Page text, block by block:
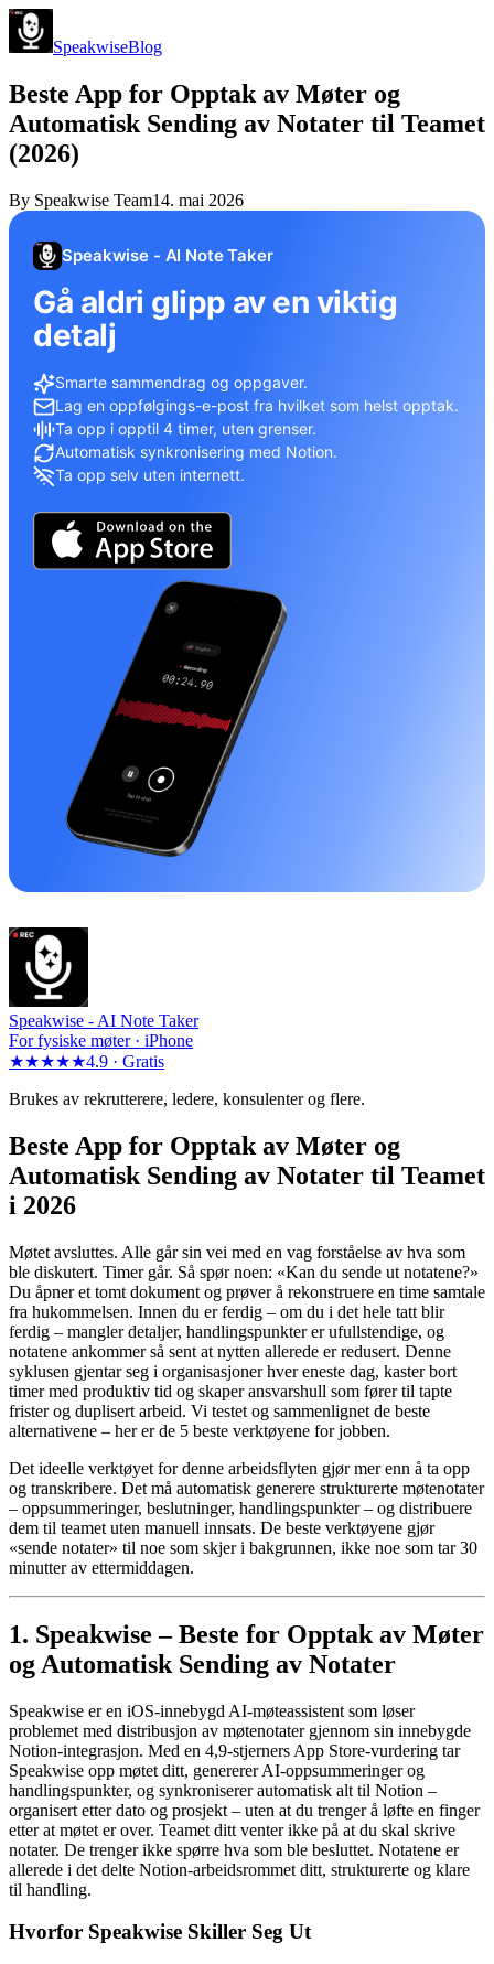
SpeakwiseBlog
Beste App for Opptak av Møter og
Automatisk Sending av Notater til Teamet
(2026)
By Speakwise Team14. mai 2026
Speakwise - AI Note Taker
Gå aldri glipp av en viktig
detalj
Smarte sammendrag og oppgaver.
Lag en oppfølgings-e-post fra hvilket som helst opptak.
Ta opp i opptil 4 timer, uten grenser.
Automatisk synkronisering med Notion.
Ta opp selv uten internett.
Speakwise - AI Note Taker
For fysiske møter · iPhone
★★★★★4.9 · Gratis
Brukes av rekrutterere, ledere, konsulenter og flere.
Beste App for Opptak av Møter og
Automatisk Sending av Notater til Teamet
i 2026
Møtet avsluttes. Alle går sin vei med en vag forståelse av hva som
ble diskutert. Timer går. Så spør noen: «Kan du sende ut notatene?»
Du åpner et tomt dokument og prøver å rekonstruere en time samtale
fra hukommelsen. Innen du er ferdig – om du i det hele tatt blir
ferdig – mangler detaljer, handlingspunkter er ufullstendige, og
notatene ankommer så sent at nytten allerede er redusert. Denne
syklusen gjentar seg i organisasjoner hver eneste dag, kaster bort
timer med produktiv tid og skaper ansvarshull som fører til tapte
frister og duplisert arbeid. Vi testet og sammenlignet de beste
alternativene – her er de 5 beste verktøyene for jobben.
Det ideelle verktøyet for denne arbeidsflyten gjør mer enn å ta opp
og transkribere. Det må automatisk generere strukturerte møtenotater
– oppsummeringer, beslutninger, handlingspunkter – og distribuere
dem til teamet uten manuell innsats. De beste verktøyene gjør
«sende notater» til noe som skjer i bakgrunnen, ikke noe som tar 30
minutter av ettermiddagen.
1. Speakwise – Beste for Opptak av Møter
og Automatisk Sending av Notater
Speakwise er en iOS-innebygd AI-møteassistent som løser
problemet med distribusjon av møtenotater gjennom sin innebygde
Notion-integrasjon. Med en 4,9-stjerners App Store-vurdering tar
Speakwise opp møtet ditt, genererer AI-oppsummeringer og
handlingspunkter, og synkroniserer automatisk alt til Notion –
organisert etter dato og prosjekt – uten at du trenger å løfte en finger
etter at møtet er over. Teamet ditt venter ikke på at du skal skrive
notater. De trenger ikke spørre hva som ble besluttet. Notatene er
allerede i det delte Notion-arbeidsrommet ditt, strukturerte og klare
til handling.
Hvorfor Speakwise Skiller Seg Ut